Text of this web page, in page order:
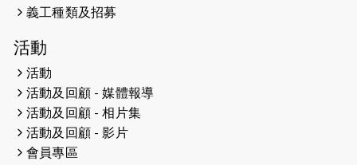
2024-11-17
2024-10-30
連續第七年獲得 #香港中小型企業總
商會「#友商有良」嘉許計劃的嘉許
義工種類及招募
活動
活動
活動及回顧 - 媒體報導
活動及回顧 - 相片集
活動及回顧 - 影片
會員專區